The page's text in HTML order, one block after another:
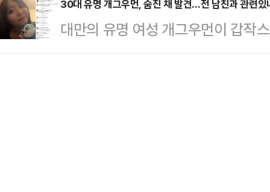
만기 선택 시 기본금리는 연 2.0%
연 6.5%, 12개월 만기 선택 시 기
는 것 아니냐"라고 개탄했다.이낙
그널'에서 "입법권을 장악한 세력이
마저도 눈치를 보고 있는 것 같다"
30대 유명 개그우먼, 숨진 채 발견…전 남친과 관련있
대만의 유명 여성 개그우먼이 갑작
관련된 것 아니냐는 추측이 일고